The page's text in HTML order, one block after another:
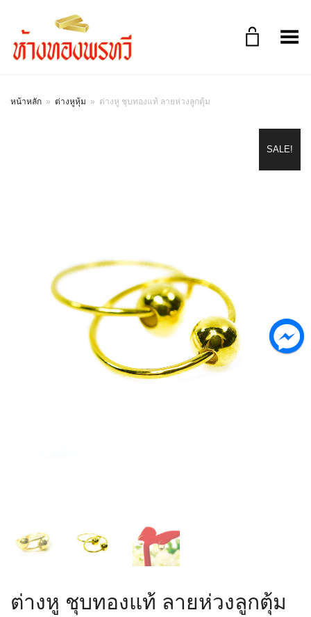
Toggle Menu
หน้าหลัก » ต่างหูหุ้ม » ต่างหู ชุบทองแท้ ลายห่วงลูกตุ้ม
SALE!
ต่างหู ชุบทองแท้ ลายห่วงลูกตุ้ม